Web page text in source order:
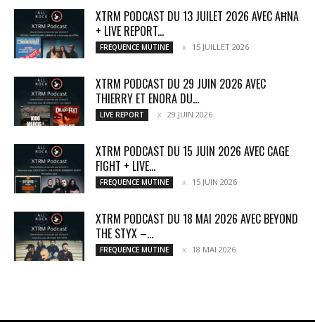
XTRM PODCAST DU 13 JUILET 2026 AVEC AĦNA
+ LIVE REPORT...
FREQUENCE MUTINE 15 JUILLET 2026
XTRM PODCAST DU 29 JUIN 2026 AVEC
THIERRY ET ENORA DU...
LIVE REPORT 29 JUIN 2026
XTRM PODCAST DU 15 JUIN 2026 AVEC CAGE
FIGHT + LIVE...
FREQUENCE MUTINE 15 JUIN 2026
XTRM PODCAST DU 18 MAI 2026 AVEC BEYOND
THE STYX –...
FREQUENCE MUTINE 18 MAI 2026